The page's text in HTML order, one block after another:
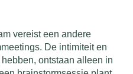
vereist een andere
De intimiteit en
ontstaan alleen in